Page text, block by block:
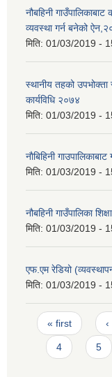
नौबहिनी
व्यवस्था गर्न बनेको
मिति: 01/03/2019 -
स्थानीय तहको उपभोक्ता
कार्यविधि २०७४
मिति: 01/03/2019 -
नाैबिहिनी
मिति: 01/03/2019 -
नौबहिनी गाउँपालिका
मिति: 01/03/2019 -
एफ.एम रेडियो
मिति: 01/03/2019 -
Pages
« first
4 5